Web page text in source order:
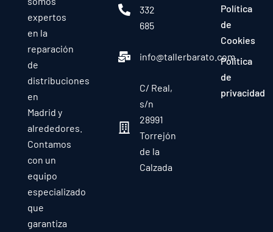
expertos
en la
reparación
de
distribuciones
en
Madrid y
alrededores.
Contamos
con un
equipo
especializado
que
garantiza
332
685
info@tallerbarato.com
C/ Real,
s/n
28991
Torrejón
de la
Calzada
Política
de
Cookies
Política
de
privacidad